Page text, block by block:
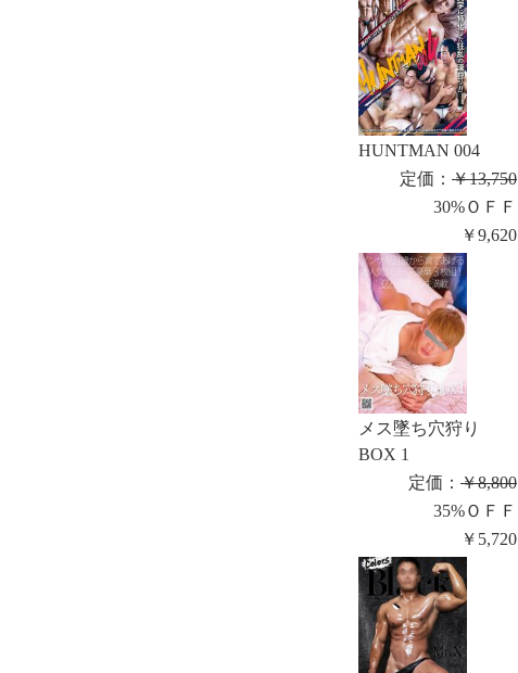
HUNTMAN 004
定価： ￥13,750
30%ＯＦＦ
￥9,620
メス墜ち穴狩り
BOX 1
定価： ￥8,800
35%ＯＦＦ
￥5,720